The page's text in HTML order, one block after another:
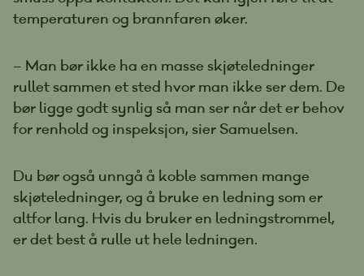
temperaturen og brannfaren øker.
– Man bør ikke ha en masse skjøteledninger
rullet sammen et sted hvor man ikke ser dem. De
bør ligge godt synlig så man ser når det er behov
for renhold og inspeksjon, sier Samuelsen.
Du bør også unngå å koble sammen mange
skjøteledninger, og å bruke en ledning som er
altfor lang. Hvis du bruker en ledningstrommel,
er det best å rulle ut hele ledningen.